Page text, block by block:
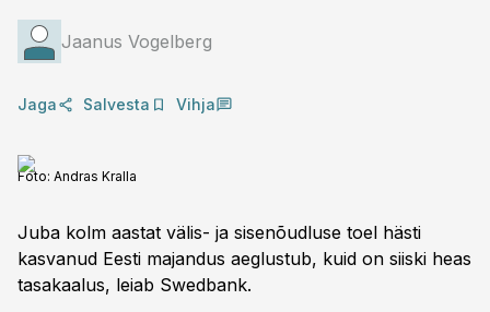
Jaanus Vogelberg
Jaga Salvesta Vihja
Foto: Andras Kralla
Juba kolm aastat välis- ja sisenõudluse toel hästi
kasvanud Eesti majandus aeglustub, kuid on siiski heas
tasakaalus, leiab Swedbank.